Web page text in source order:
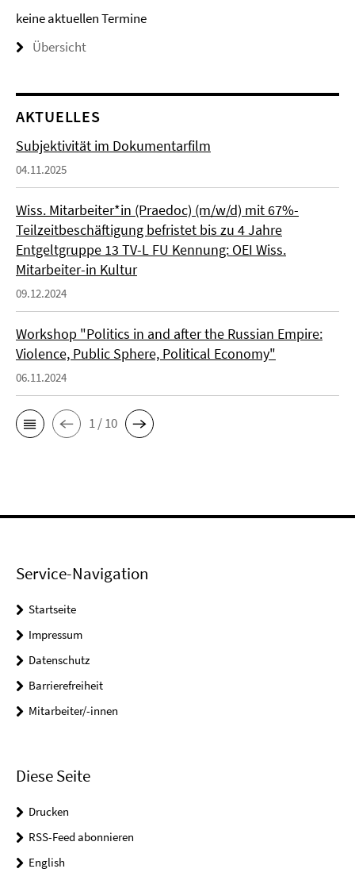
keine aktuellen Termine
Übersicht
AKTUELLES
Subjektivität im Dokumentarfilm
04.11.2025
Wiss. Mitarbeiter*in (Praedoc) (m/w/d) mit 67%-
Teilzeitbeschäftigung befristet bis zu 4 Jahre
Entgeltgruppe 13 TV-L FU Kennung: OEI Wiss.
Mitarbeiter-in Kultur
09.12.2024
Workshop "Politics in and after the Russian Empire:
Violence, Public Sphere, Political Economy"
06.11.2024
1 / 10
Service-Navigation
Startseite
Impressum
Datenschutz
Barrierefreiheit
Mitarbeiter/-innen
Diese Seite
Drucken
RSS-Feed abonnieren
English